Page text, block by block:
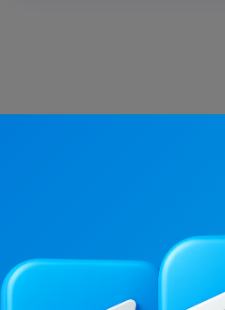
Скульптор свого тіла
Жіночі, Спорт